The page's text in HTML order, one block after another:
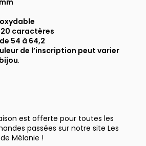
mm
20 caractères
de 54 à 64,2
de l’inscription peut varier
.
est offerte pour toutes les
passées sur notre site Les
Mélanie !